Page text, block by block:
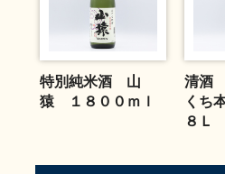
特別純米酒 山
猿 １８００ｍｌ
清酒
くち
８Ｌ